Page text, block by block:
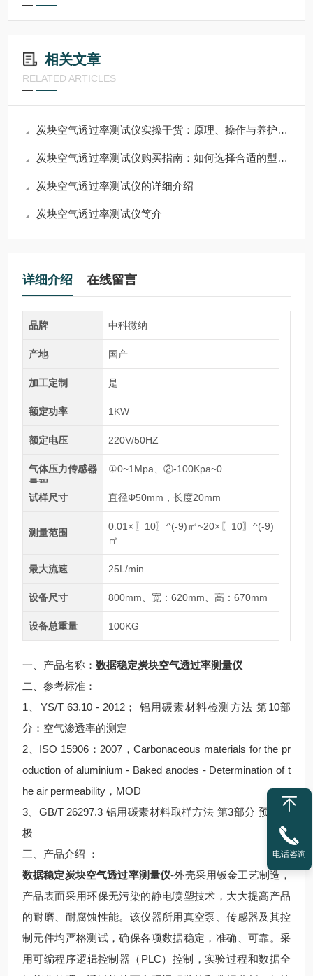
相关文章
RELATED ARTICLES
炭块空气透过率测试仪实操干货：原理、操作与养护技巧
炭块空气透过率测试仪购买指南：如何选择合适的型号和品牌
炭块空气透过率测试仪的详细介绍
炭块空气透过率测试仪简介
详细介绍 在线留言
品牌 中科微纳
产地 国产
加工定制 是
额定功率 1KW
额定电压 220V/50HZ
气体压力传感器
量程
①0~1Mpa、②-100Kpa~0
试样尺寸 直径Φ50mm，长度20mm
测量范围
0.01×〖10〗^(-9)㎡~20×〖10〗^(-9)
㎡
最大流速 25L/min
设备尺寸 800mm、宽：620mm、高：670mm
设备总重量 100KG
一、产品名称： 数据稳定炭块空气透过率测量仪
二、参考标准：
1、YS/T 63.10 - 2012； 铝用碳素材料检测方法 第10部
分：空气渗透率的测定
2、ISO 15906：2007，Carbonaceous materials for the pr
oduction of aluminium - Baked anodes - Determination of t
he air permeability，MOD
3、GB/T 26297.3 铝用碳素材料取样方法 第3部分 预焙阳
极
三、产品介绍 ：
数据稳定炭块空气透过率测量仪-外壳采用钣金工艺制造，
产品表面采用环保无污染的静电喷塑技术，大大提高产品
的耐磨、耐腐蚀性能。该仪器所用真空泵、传感器及其控
制元件均严格测试，确保各项数据稳定，准确、可靠。采
用可编程序逻辑控制器（PLC）控制，实验过程和数据全
电话咨询